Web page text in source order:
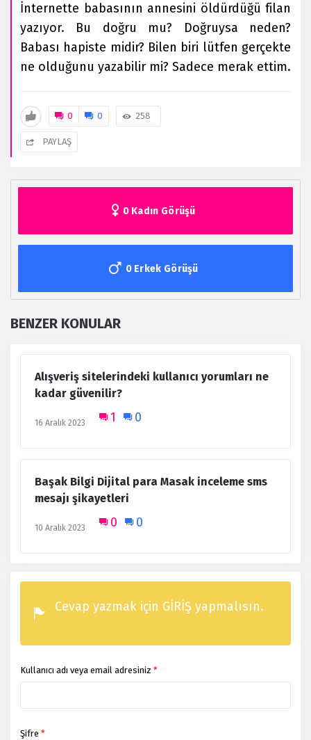
İnternette babasının annesini öldürdüğü filan
yazıyor. Bu doğru mu? Doğruysa neden?
Babası hapiste midir? Bilen biri lütfen gerçekte
ne olduğunu yazabilir mi? Sadece merak ettim.
0 0 258
PAYLAŞ
0 Kadın Görüşü
0 Erkek Görüşü
BENZER KONULAR
Alışveriş sitelerindeki kullanıcı yorumları ne
kadar güvenilir?
16 Aralık 2023 1 0
Başak Bilgi Dijital para Masak inceleme sms
mesajı şikayetleri
10 Aralık 2023 0 0
Cevap yazmak için GİRİŞ yapmalısın.
Kullanıcı adı veya email adresiniz *
Şifre *